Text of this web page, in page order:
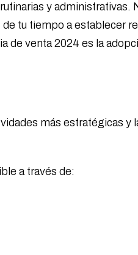
y administrativas.
tu tiempo a establecer
de venta 2024 es la
más estratégicas y
a través de: